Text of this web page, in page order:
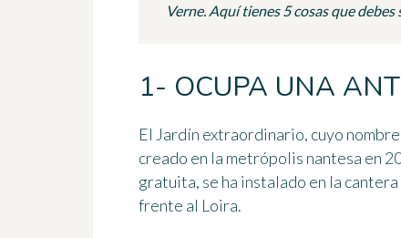
Verne. Aquí tienes 5 cosas que
1- OCUPA UNA
El Jardín extraordinario, cuyo
creado en la metrópolis nantesa en
gratuita, se ha instalado en la
frente al Loira.